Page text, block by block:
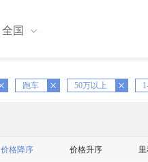
全国
跑车 50万以上
X X
价格降序 价格升序